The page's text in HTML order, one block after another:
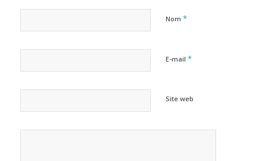
Nom *
E-mail *
Site web